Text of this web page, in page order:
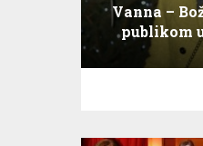
Vanna –
publikom